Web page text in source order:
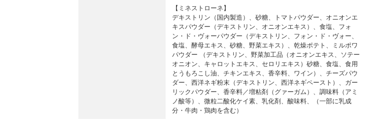
【ミネストローネ】
デキストリン（国内製造）、砂糖、トマトパウダー、オニオンエ
キスパウダー（デキストリン、オニオンエキス）、食塩、フォ
ン・ド・ヴォーパウダー（デキストリン、フォン・ド・ヴォー、
食塩、酵母エキス、砂糖、野菜エキス）、乾燥ポテト、ミルポワ
パウダー （デキストリン、野菜加工品（オニオンエキス、ソテー
オニオン、キャロットエキス、セロリエキス）砂糖、食塩、食用
とうもろこし油、チキンエキス、香辛料、ワイン）、チーズパウ
ダー、西洋ネギ粉末（デキストリン、西洋ネギペースト）、ガー
リックパウダー、香辛料／増粘剤（グァーガム）、調味料（アミ
ノ酸等）、微粒二酸化ケイ素、乳化剤、酸味料、（一部に乳成
分・牛肉・鶏肉を含む）